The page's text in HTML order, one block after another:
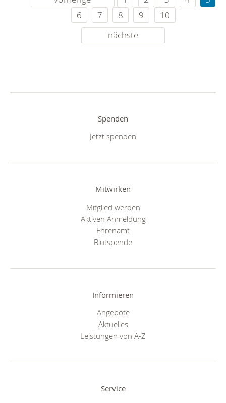
6
7 8 9
10
nächste
Spenden
Jetzt spenden
Mitwirken
Mitglied werden
Aktiven Anmeldung
Ehrenamt
Blutspende
Informieren
Angebote
Aktuelles
Leistungen von A-Z
Service